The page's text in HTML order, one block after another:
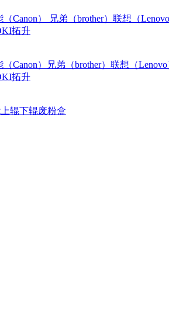
Canon） 兄弟（brother） 联想（
拓升
Canon） 兄弟（brother） 联想（
拓升
上辊下辊废粉盒